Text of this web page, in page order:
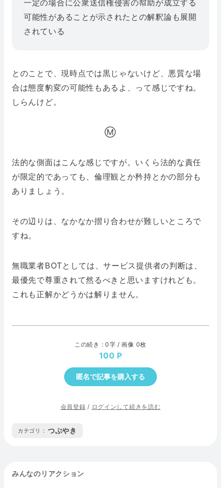
一定の場合に公衆送信権侵害の幇助が成立する
可能性があることが示されたとの解釈論も展開
されている
とのことで、現時点では黒じゃないけど、悪質な場
合は態度豹変の可能性もあるよ、って感じですね。
しらんけど。
Ⓜ
法的な側面はこんな感じですが。いくら法的な責任
が限定的であっても、倫理観とか矜持とかの部分も
ありましょう。
その辺りは、なかなか摺り合わせが難しいところで
すね。
無職業者BOTとしては、サービス提供者の判断は、
最優先で尊重されて然るべきと思いますけれども。
これも正解かどうかは解りません。
この続き : 0字 / 画像 0枚
100
匿名で記事を購入する
会員登録 / ログインして続きを読む
カテゴリ : つぶやき
みんなのリアクション